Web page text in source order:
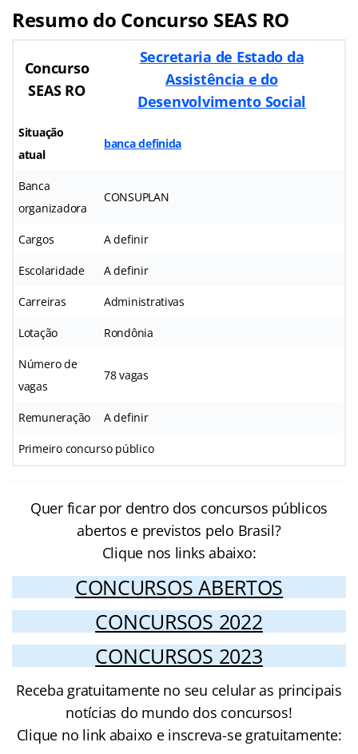
Resumo do Concurso SEAS RO
Concurso
SEAS RO
Secretaria de Estado da
Assistência e do
Desenvolvimento Social
Situação
atual
banca definida
Banca
organizadora
CONSUPLAN
Cargos A definir
Escolaridade A definir
Carreiras Administrativas
Lotação Rondônia
Número de
vagas
78 vagas
Remuneração A definir
Primeiro concurso público
Quer ficar por dentro dos concursos públicos
abertos e previstos pelo Brasil?
Clique nos links abaixo:
CONCURSOS ABERTOS
CONCURSOS 2022
CONCURSOS 2023
Receba gratuitamente no seu celular as principais
notícias do mundo dos concursos!
Clique no link abaixo e inscreva-se gratuitamente: